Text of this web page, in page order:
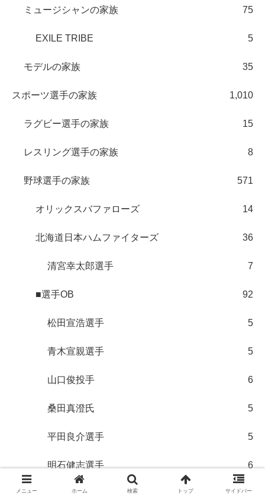
ミュージシャンの家族 75
EXILE TRIBE 5
モデルの家族 35
スポーツ選手の家族 1,010
ラグビー選手の家族 15
レスリング選手の家族 8
野球選手の家族 571
オリックスバファローズ 14
北海道日本ハムファイターズ 36
清宮幸太郎選手 7
■選手OB 92
松田宣浩選手 5
青木宣親選手 5
山口俊投手 6
桑田真澄氏 5
平田良介選手 5
明石健志選手 6
野村祐輔選手 6
メニュー ホーム 検索 トップ サイドバー